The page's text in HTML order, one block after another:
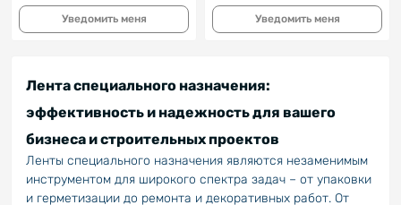
Уведомить меня Уведомить меня
Лента специального назначения:
эффективность и надежность для вашего
бизнеса и строительных проектов
Ленты специального назначения являются незаменимым
инструментом для широкого спектра задач – от упаковки
и герметизации до ремонта и декоративных работ. От